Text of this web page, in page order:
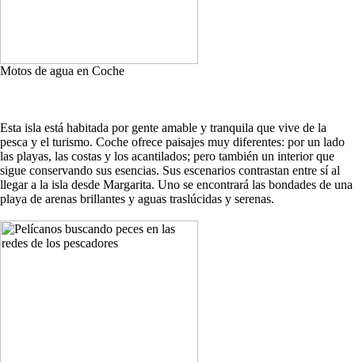
Motos de agua en Coche
Esta isla está habitada por gente amable y tranquila que vive de la
pesca y el turismo. Coche ofrece paisajes muy diferentes: por un lado
las playas, las costas y los acantilados; pero también un interior que
sigue conservando sus esencias. Sus escenarios contrastan entre sí al
llegar a la isla desde Margarita. Uno se encontrará las bondades de una
playa de arenas brillantes y aguas traslúcidas y serenas.